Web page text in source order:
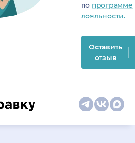
по программе
лояльности.
Оставить
отзыв